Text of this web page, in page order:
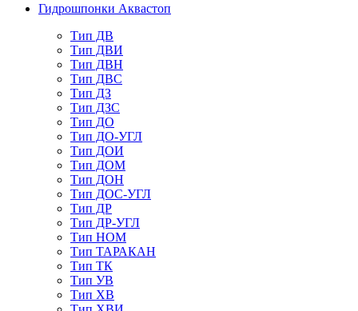
Гидрошпонки Аквастоп
Тип ДВ
Тип ДВИ
Тип ДВН
Тип ДВС
Тип ДЗ
Тип ДЗС
Тип ДО
Тип ДО-УГЛ
Тип ДОИ
Тип ДОМ
Тип ДОН
Тип ДОС-УГЛ
Тип ДР
Тип ДР-УГЛ
Тип НОМ
Тип ТАРАКАН
Тип ТК
Тип УВ
Тип ХВ